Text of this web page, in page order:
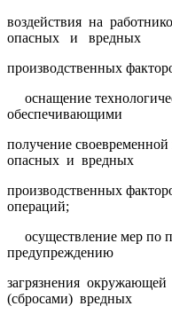
воздействия на
опасных и вредных
производственных
оснащение
обеспечивающими
получение
опасных и вредных
производственных
операций;
осуществление мер по
предупреждению
загрязнения
(сбросами) вредных